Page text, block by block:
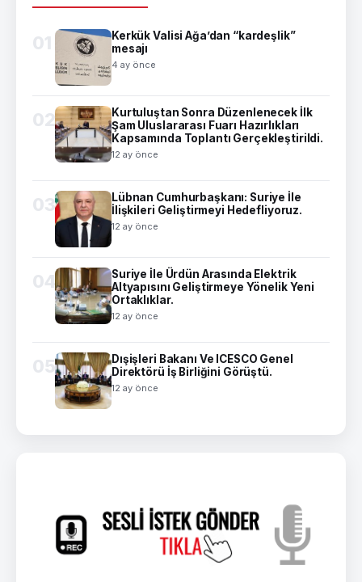
01
Kerkük Valisi Ağa’dan “kardeşlik”
mesajı
4 ay önce
02
Kurtuluştan Sonra Düzenlenecek İlk
Şam Uluslararası Fuarı Hazırlıkları
Kapsamında Toplantı Gerçekleştirildi.
12 ay önce
03
Lübnan Cumhurbaşkanı: Suriye İle
İlişkileri Geliştirmeyi Hedefliyoruz.
12 ay önce
04
Suriye İle Ürdün Arasında Elektrik
Altyapısını Geliştirmeye Yönelik Yeni
Ortaklıklar.
12 ay önce
05
Dışişleri Bakanı Ve ICESCO Genel
Direktörü İş Birliğini Görüştü.
12 ay önce